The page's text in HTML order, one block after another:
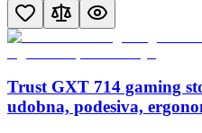
Trust GXT 714 gaming
udobna, podesiva,